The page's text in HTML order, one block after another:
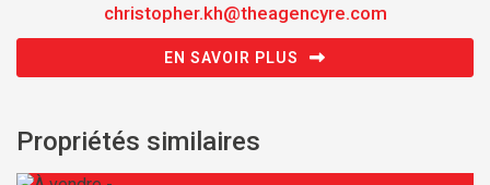
christopher.kh@theagencyre.com
EN SAVOIR PLUS
Propriétés similaires